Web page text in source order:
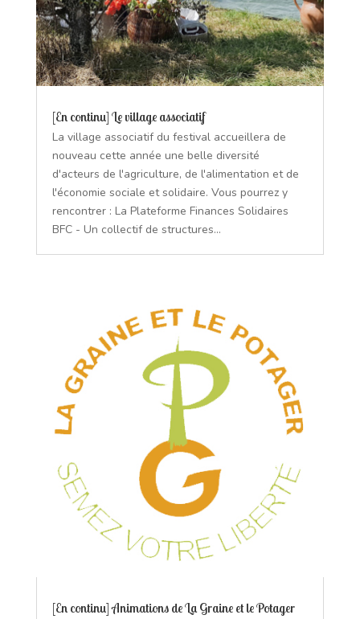
[En continu] Le village associatif
La village associatif du festival accueillera de
nouveau cette année une belle diversité
d'acteurs de l'agriculture, de l'alimentation et de
l'économie sociale et solidaire. Vous pourrez y
rencontrer : La Plateforme Finances Solidaires
BFC - Un collectif de structures...
[En continu] Animations de La Graine et le Potager